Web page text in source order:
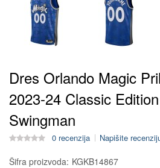
Dres Orlando Magic
2023-24 Classic
Swingman
0 recenzija Napišite
Šifra proizvoda: KGKB14867